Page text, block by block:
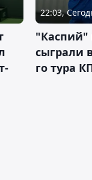
22:03,
"Каспий"
сыграли
го тура